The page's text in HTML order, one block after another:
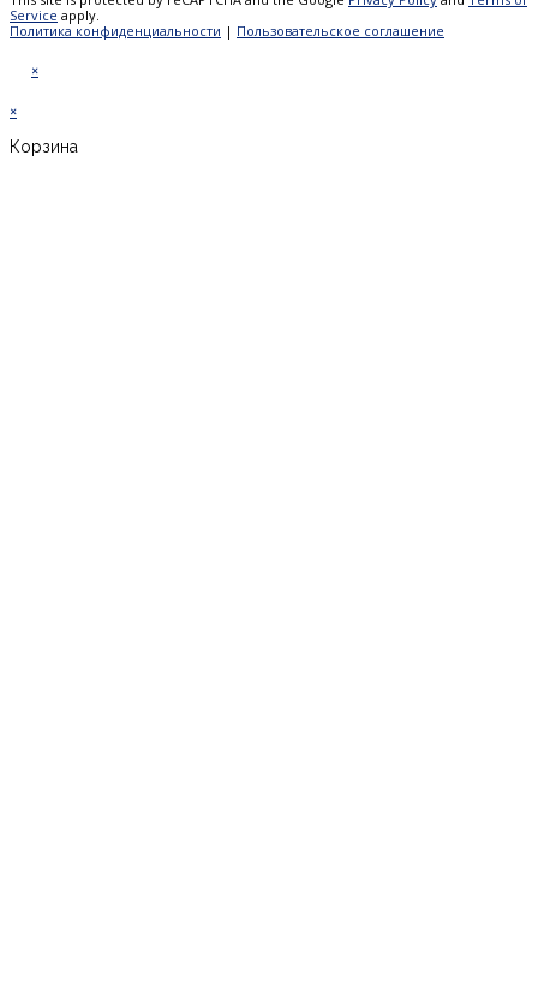
Service apply.
Политика конфиденциальности | Пользовательское соглашение
×
×
Корзина